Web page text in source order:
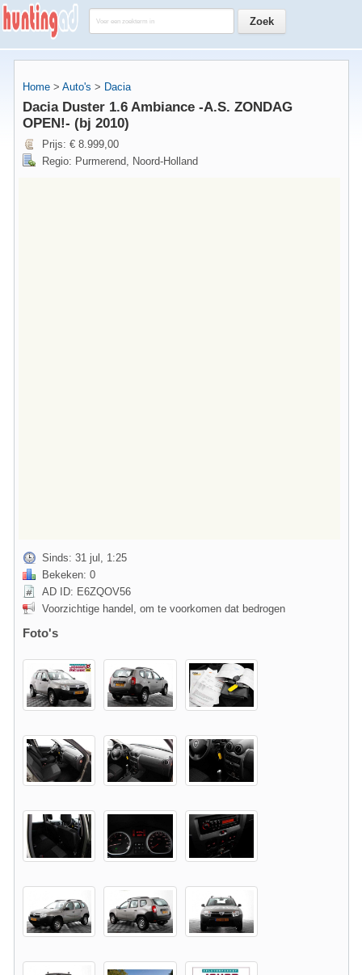
Home > Auto's > Dacia
Dacia Duster 1.6 Ambiance -A.S. ZONDAG
OPEN!- (bj 2010)
Prijs: € 8.999,00
Regio: Purmerend, Noord-Holland
Sinds: 31 jul, 1:25
Bekeken: 0
AD ID: E6ZQOV56
Voorzichtige handel, om te voorkomen dat bedrogen
Foto's